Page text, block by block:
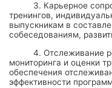
3. Карьерное
тренингов,
выпускникам в
собеседованиям,
4. Отслеживание
мониторинга и оценки
обеспечения
эффективности